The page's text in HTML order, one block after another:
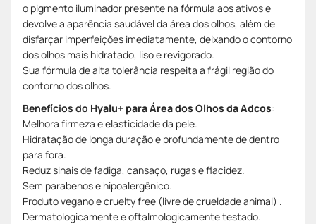
o pigmento iluminador presente na fórmula aos ativos e
devolve a aparência saudável da área dos olhos, além de
disfarçar imperfeições imediatamente, deixando o contorno
dos olhos mais hidratado, liso e revigorado.
Sua fórmula de alta tolerância respeita a frágil região do
contorno dos olhos.
Benefícios do Hyalu+ para Área dos Olhos da Adcos:
Melhora firmeza e elasticidade da pele.
Hidratação de longa duração e profundamente de dentro
para fora.
Reduz sinais de fadiga, cansaço, rugas e flacidez.
Sem parabenos e hipoalergênico.
Produto vegano e cruelty free (livre de crueldade animal) .
Dermatologicamente e oftalmologicamente testado.